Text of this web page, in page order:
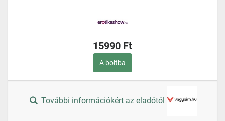
15990 Ft
A boltba
További információkért az eladótól